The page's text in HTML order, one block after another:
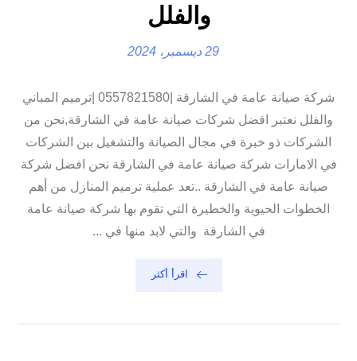
والفلل
29 ديسمبر، 2024
شركة صيانة عامة في الشارقة |0557821580 |ترميم المباني
والفلل نعتبر افضل شركات صيانة عامة في الشارقة,نحن من
الشركات ذو خبرة في مجال الصيانة والتشغيل بين الشركات
في الامارات شركة صيانة عامة في الشارقة نحن افضل شركة
صيانة عامة في الشارقة ..تعد عملية ترميم المنازل من أهم
الخطوات الحيوية والخطيرة التي تقوم بها شركة صيانة عامة
في الشارقة والتي لابد منها في ...
اقرأ أكثر